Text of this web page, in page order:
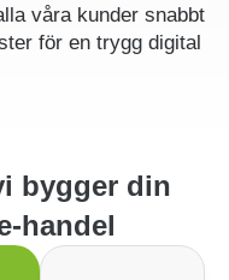
våra kunder snabbt
för en trygg digital
bygger din
handel